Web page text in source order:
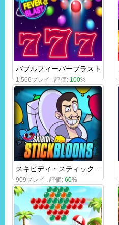
バブルフィーバーブラスト
1,566プレイ . 評価:100%
909プレイ . 評価:60%